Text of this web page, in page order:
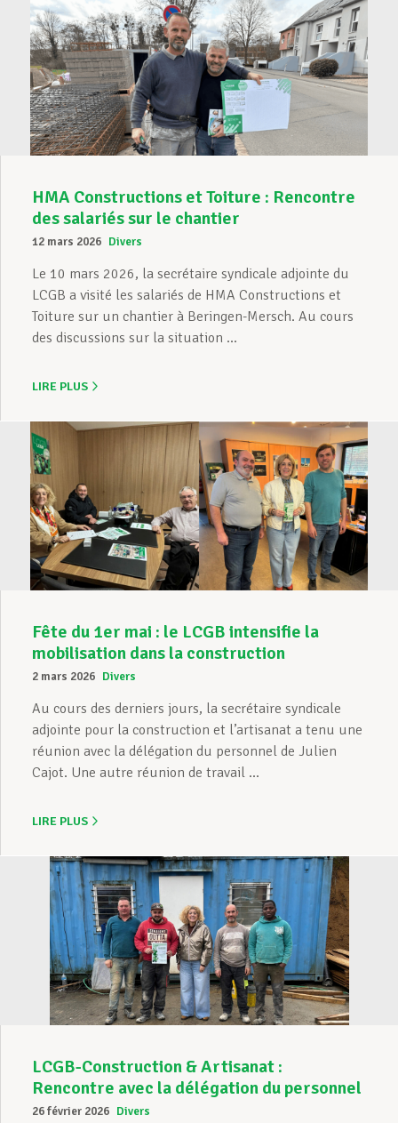
HMA Constructions et Toiture : Rencontre
des salariés sur le chantier
12 mars 2026 Divers
Le 10 mars 2026, la secrétaire syndicale adjointe du
LCGB a visité les salariés de HMA Constructions et
Toiture sur un chantier à Beringen-Mersch. Au cours
des discussions sur la situation ...
LIRE PLUS
Fête du 1er mai : le LCGB intensifie la
mobilisation dans la construction
2 mars 2026 Divers
Au cours des derniers jours, la secrétaire syndicale
adjointe pour la construction et l’artisanat a tenu une
réunion avec la délégation du personnel de Julien
Cajot. Une autre réunion de travail ...
LIRE PLUS
LCGB-Construction & Artisanat :
Rencontre avec la délégation du personnel
26 février 2026 Divers